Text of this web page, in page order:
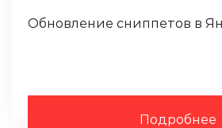
Обновление сниппетов в
Подробнее